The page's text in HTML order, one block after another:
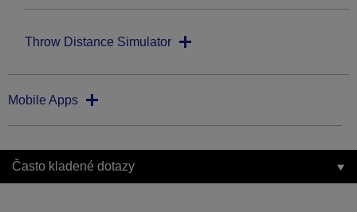
Throw Distance Simulator
Mobile Apps
Často kladené dotazy